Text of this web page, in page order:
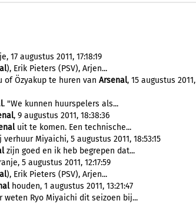
augustus 2011, 17:18:19
), Erik Pieters (PSV), Arjen...
of Özyakup te huren van Arsenal, 15 augustus 2011,
. "We kunnen huurspelers als...
, 9 augustus 2011, 18:38:36
uit te komen. Een technische...
Miyaichi, 5 augustus 2011, 18:53:15
zijn goed en ik heb begrepen dat...
5 augustus 2011, 12:17:59
), Erik Pieters (PSV), Arjen...
houden, 1 augustus 2011, 13:21:47
weten Ryo Miyaichi dit seizoen bij...